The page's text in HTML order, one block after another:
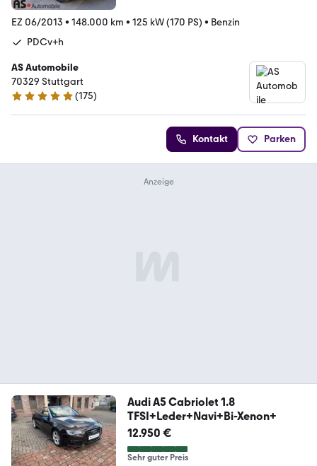
EZ 06/2013 • 148.000 km • 125 kW (170 PS) • Benzin
PDCv+h
AS Automobile
70329 Stuttgart
4.8 Sterne
(175)
Kontakt Parken
Audi A5 Cabriolet 1.8
TFSI+Leder+Navi+Bi-Xenon+
12.950 €
Sehr guter Preis